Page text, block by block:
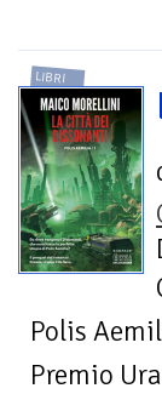
LIBRI
Polis
Premio